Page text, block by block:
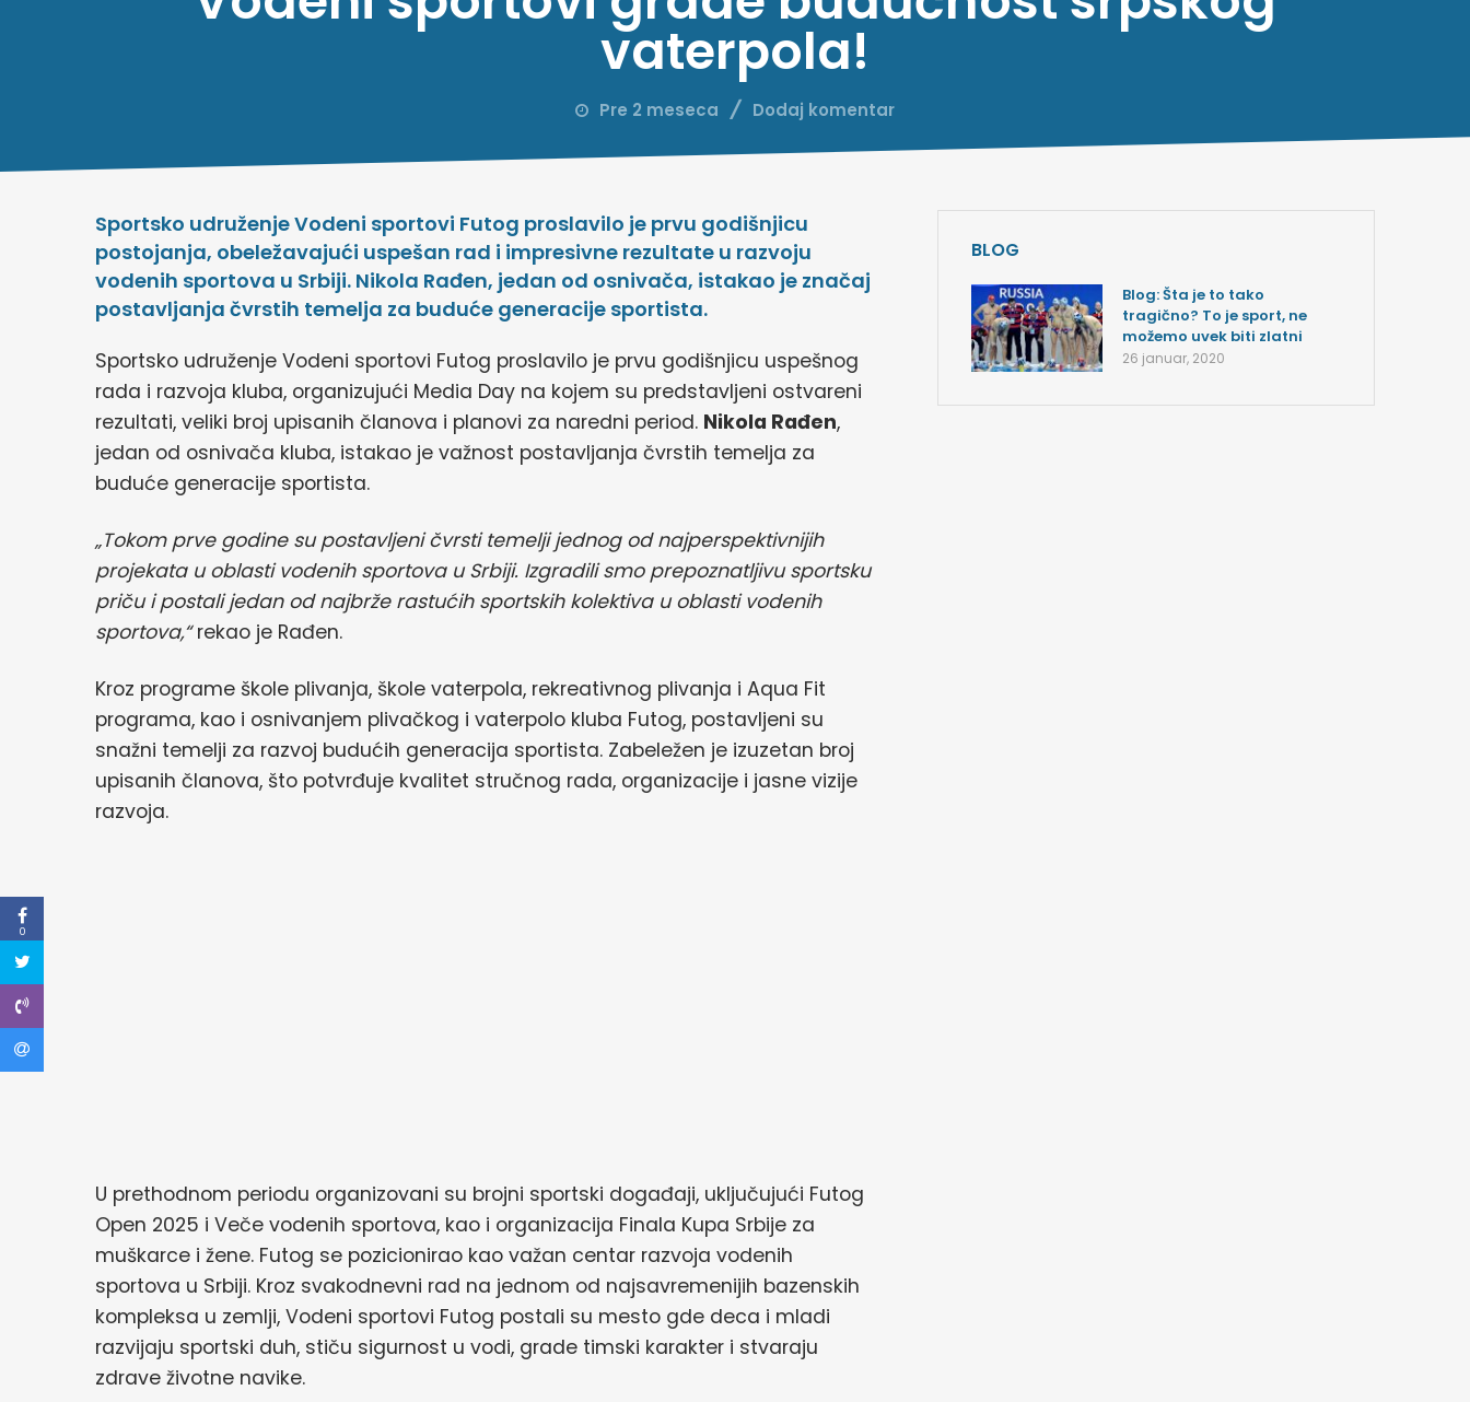
vaterpola!
Pre 2 meseca Dodaj komentar
Sportsko udruženje Vodeni sportovi Futog proslavilo je prvu godišnjicu
postojanja, obeležavajući uspešan rad i impresivne rezultate u razvoju
vodenih sportova u Srbiji. Nikola Rađen, jedan od osnivača, istakao je značaj
postavljanja čvrstih temelja za buduće generacije sportista.
Sportsko udruženje Vodeni sportovi Futog proslavilo je prvu godišnjicu uspešnog
rada i razvoja kluba, organizujući Media Day na kojem su predstavljeni ostvareni
rezultati, veliki broj upisanih članova i planovi za naredni period. Nikola Rađen,
jedan od osnivača kluba, istakao je važnost postavljanja čvrstih temelja za
buduće generacije sportista.
„Tokom prve godine su postavljeni čvrsti temelji jednog od najperspektivnijih
projekata u oblasti vodenih sportova u Srbiji. Izgradili smo prepoznatljivu sportsku
priču i postali jedan od najbrže rastućih sportskih kolektiva u oblasti vodenih
sportova,“rekao je Rađen.
Kroz programe škole plivanja, škole vaterpola, rekreativnog plivanja i Aqua Fit
programa, kao i osnivanjem plivačkog i vaterpolo kluba Futog, postavljeni su
snažni temelji za razvoj budućih generacija sportista. Zabeležen je izuzetan broj
upisanih članova, što potvrđuje kvalitet stručnog rada, organizacije i jasne vizije
razvoja.
U prethodnom periodu organizovani su brojni sportski događaji, uključujući Futog
Open 2025 i Veče vodenih sportova, kao i organizacija Finala Kupa Srbije za
muškarce i žene. Futog se pozicionirao kao važan centar razvoja vodenih
sportova u Srbiji. Kroz svakodnevni rad na jednom od najsavremenijih bazenskih
kompleksa u zemlji, Vodeni sportovi Futog postali su mesto gde deca i mladi
razvijaju sportski duh, stiču sigurnost u vodi, grade timski karakter i stvaraju
zdrave životne navike.
BLOG
Blog: Šta je to tako
tragično? To je sport, ne
možemo uvek biti zlatni
26 januar, 2020
0